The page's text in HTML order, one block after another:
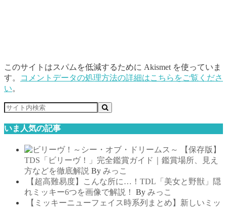
このサイトはスパムを低減するために Akismet を使っていま
す。
コメントデータの処理方法の詳細はこちらをご覧くださ
い。
いま人気の記事
【保存版】
TDS「ビリーヴ！」完全鑑賞ガイド｜鑑賞場所、見え
方などを徹底解説 By みっこ
【超高難易度】こんな所に…！TDL「美女と野獣」隠
れミッキー6つを画像で解説！
By みっこ
【ミッキーニューフェイス時系列まとめ】新しいミッ